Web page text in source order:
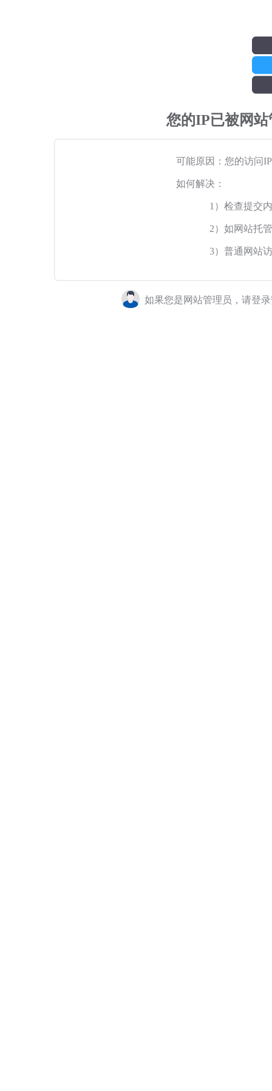
您的IP已被网
可能原因：您的访问
如何解决：
1）检查提交
2）如网站托
3）普通网站
如果您是网站管理员，请登